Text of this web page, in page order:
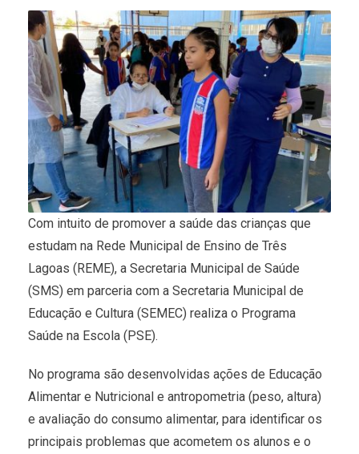
Com intuito de promover a saúde das crianças que
estudam na Rede Municipal de Ensino de Três
Lagoas (REME), a Secretaria Municipal de Saúde
(SMS) em parceria com a Secretaria Municipal de
Educação e Cultura (SEMEC) realiza o Programa
Saúde na Escola (PSE).
No programa são desenvolvidas ações de Educação
Alimentar e Nutricional e antropometria (peso, altura)
e avaliação do consumo alimentar, para identificar os
principais problemas que acometem os alunos e o